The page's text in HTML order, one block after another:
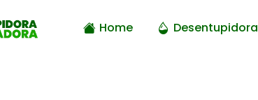
Home Desentupidora